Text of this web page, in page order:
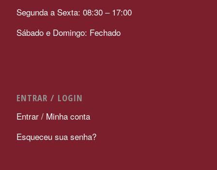
Segunda a Sexta: 08:30 – 17:00
Sábado e Domingo: Fechado
ENTRAR / LOGIN
Entrar / Minha conta
Esqueceu sua senha?